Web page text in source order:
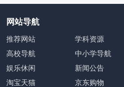
网站导航
推荐网站 学科资源
高校导航
中小学导航
娱乐休闲
新闻公告
淘宝天猫
京东购物